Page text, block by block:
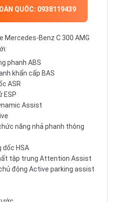
QUỐC: 0938119439
Mercedes-Benz C 300 AMG
phanh ABS
khẩn cấp BAS
ASR
ESP
Assist
năng nhả phanh thông
dốc HSA
tập trung Attention Assist
động Active parking assist